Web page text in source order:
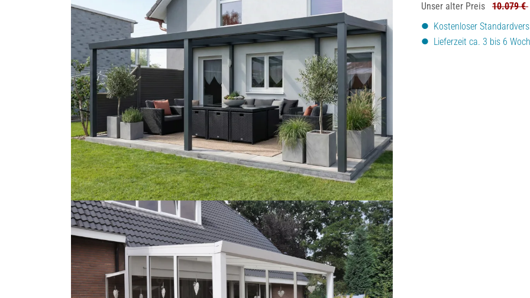
Unser alter Preis
10.079 €
Kostenloser
Lieferzeit ca. 3 bis 6